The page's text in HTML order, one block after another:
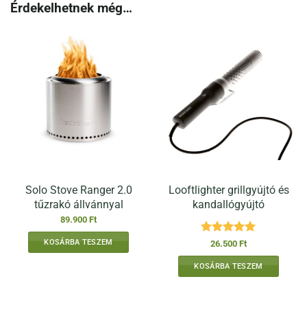
Érdekelhetnek még…
Solo Stove Ranger 2.0
tűzrakó állvánnyal
89.900 Ft
KOSÁRBA TESZEM
Looftlighter grillgyújtó és
kandallógyújtó
Értékelés:
/ 5
26.500 Ft
KOSÁRBA TESZEM